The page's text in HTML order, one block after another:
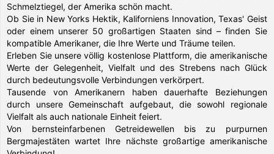
Schmelztiegel, der Amerika schön macht.
Ob Sie in New Yorks Hektik, Kaliforniens Innovation, Texas' Geist
oder einem unserer 50 großartigen Staaten sind – finden Sie
kompatible Amerikaner, die Ihre Werte und Träume teilen.
Erleben Sie unsere völlig kostenlose Plattform, die amerikanische
Werte der Gelegenheit, Vielfalt und des Strebens nach Glück
durch bedeutungsvolle Verbindungen verkörpert.
Tausende von Amerikanern haben dauerhafte Beziehungen
durch unsere Gemeinschaft aufgebaut, die sowohl regionale
Vielfalt als auch nationale Einheit feiert.
Von bernsteinfarbenen Getreidewellen bis zu purpurnen
Bergmajestäten wartet Ihre nächste großartige amerikanische